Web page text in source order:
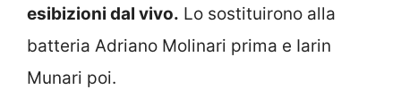
esibizioni dal vivo. Lo sostituirono alla
batteria Adriano Molinari prima e Iarin
Munari poi.